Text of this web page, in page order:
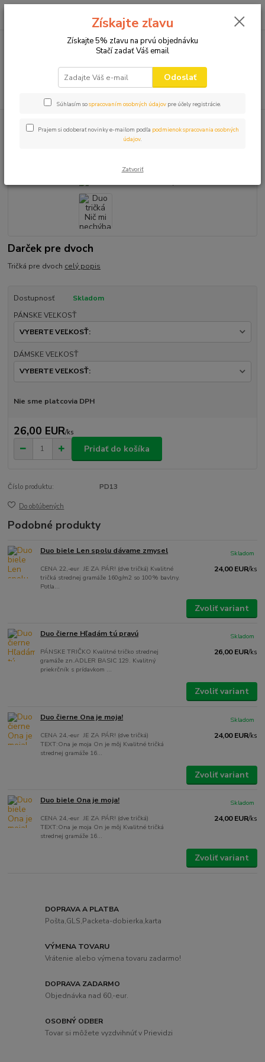
0,00 EUR
Duo tričká Nič mi nechýba
Darček pre dvoch
Tričká pre dvoch celý popis
Dostupnosť
Skladom
PÁNSKE VEĽKOSŤ
DÁMSKE VEĽKOSŤ
Nie sme platcovia DPH
26,00 EUR/ks
Pridať do košíka
Číslo produktu: PD13
Do obľúbených
Podobné produkty
Duo biele Len spolu dávame zmysel
CENA 22,-eur JE ZA PÁR! (dve tričká) Kvalitné
tričká strednej gramáže 160g/m2 so 100% bavlny.
Potla...
24,00 EUR/ks
Skladom
Zvoliť variant
Duo čierne Hľadám tú pravú
PÁNSKE TRIČKO Kvalitné tričko strednej
gramáže zn.ADLER BASIC 129. Kvalitný
priekrčník s prídavkom ...
26,00 EUR/ks
Skladom
Zvoliť variant
Duo čierne Ona je moja!
CENA 24,-eur JE ZA PÁR! (dve tričká)
TEXT:Ona je moja On je môj Kvalitné tričká
strednej gramáže 16...
24,00 EUR/ks
Skladom
Zvoliť variant
Duo biele Ona je moja!
CENA 24,-eur JE ZA PÁR! (dve tričká)
TEXT:Ona je moja On je môj Kvalitné tričká
strednej gramáže 16...
24,00 EUR/ks
Skladom
Zvoliť variant
DOPRAVA A PLATBA
Pošta,GLS,Packeta-dobierka,karta
VÝMENA TOVARU
Vrátenie alebo výmena tovaru zadarmo!
DOPRAVA ZADARMO
Objednávka nad 60,-eur.
OSOBNÝ ODBER
Tovar si môžete vyzdvihnúť v Prievidzi
Získajte zľavu
Získajte 5% zľavu na prvú objednávku
Stačí zadať Váš email
Odoslať
Súhlasím sospracovaním osobných údajov pre účely registrácie.
Prajem si odoberať novinky e-mailom podľa podmienok spracovania osobných
údajov.
Zatvoriť